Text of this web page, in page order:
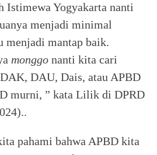
Istimewa Yogyakarta nanti
menjadi minimal
menjadi mantap baik.
monggo nanti kita cari
DAU, Dais, atau APBD
murni, ” kata Lilik di DPRD
pahami bahwa APBD kita